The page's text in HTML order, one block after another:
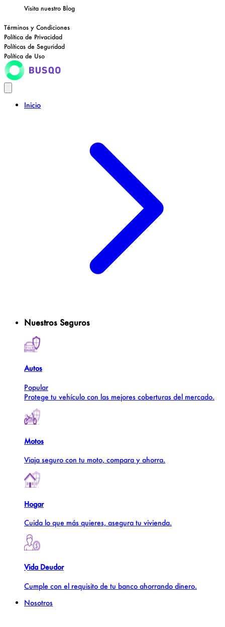
Visita nuestro Blog
Términos y Condiciones
Política de Privacidad
Políticas de Seguridad
Política de Uso
Inicio
Nuestros Seguros
Autos
Popular
Protege tu vehículo con las mejores coberturas del mercado.
Motos
Viaja seguro con tu moto, compara y ahorra.
Hogar
Cuida lo que más quieres, asegura tu vivienda.
Vida Deudor
Cumple con el requisito de tu banco ahorrando dinero.
Nosotros